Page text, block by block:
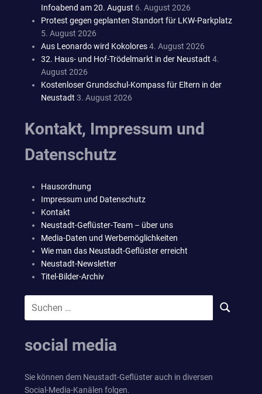
Infoabend am 20. August 6. August 2026
Protest gegen geplanten Standort für LKW-Parkplatz
5. August 2026
Aus Leonardo wird Kokolores4. August 2026
32. Haus- und Hof-Trödelmarkt in der Neustadt 4.
August 2026
Kostenloser Grundschul-Kompass für Eltern in der
Neustadt 3. August 2026
Kontakt, Impressum und
Datenschutz
Hausordnung
Impressum und Datenschutz
Kontakt
Neustadt-Geflüster-Team – über uns
Media-Daten und Werbemöglichkeiten
Wie man das Neustadt-Geflüster erreicht
Neustadt-Newsletter
Titel-Bilder-Archiv
nach:
SUCHEN
social media
Sie können dem Neustadt-Geflüster auch in diversen
Social-Media-Kanälen folgen.